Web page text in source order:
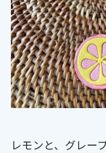
レモンと、グレー